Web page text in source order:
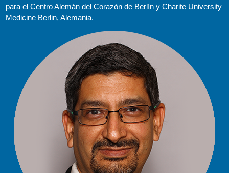
para el Centro Alemán del Corazón de Berlín y Charite University
Medicine Berlin, Alemania.